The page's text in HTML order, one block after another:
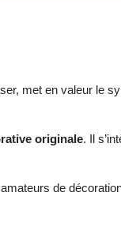
met en valeur le
originale. Il
de